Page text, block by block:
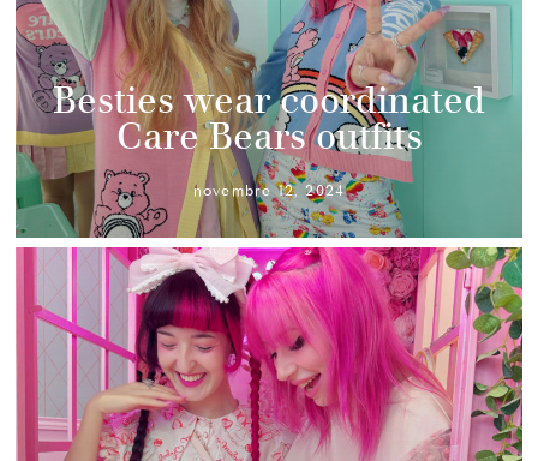
Besties wear coordinated
Care Bears outfits
novembre 12, 2024